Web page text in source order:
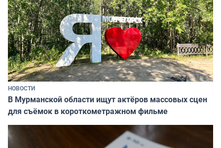
НОВОСТИ
В Мурманской области ищут актёров массовых сцен
для съёмок в короткометражном фильме